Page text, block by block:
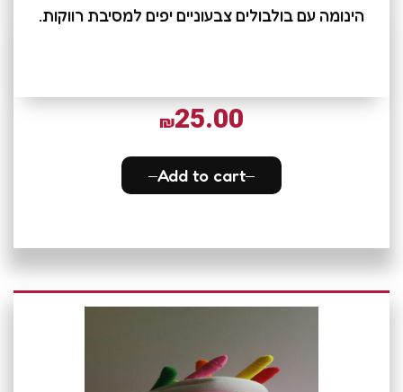
הינומה עם בולבולים צבעוניים יפים למסיבת רווקות.
₪25.00
Add to cart